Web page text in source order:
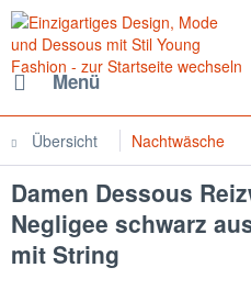
Menü
Übersicht Nachtwäsche
Damen Dessous
Negligee schwarz
mit String